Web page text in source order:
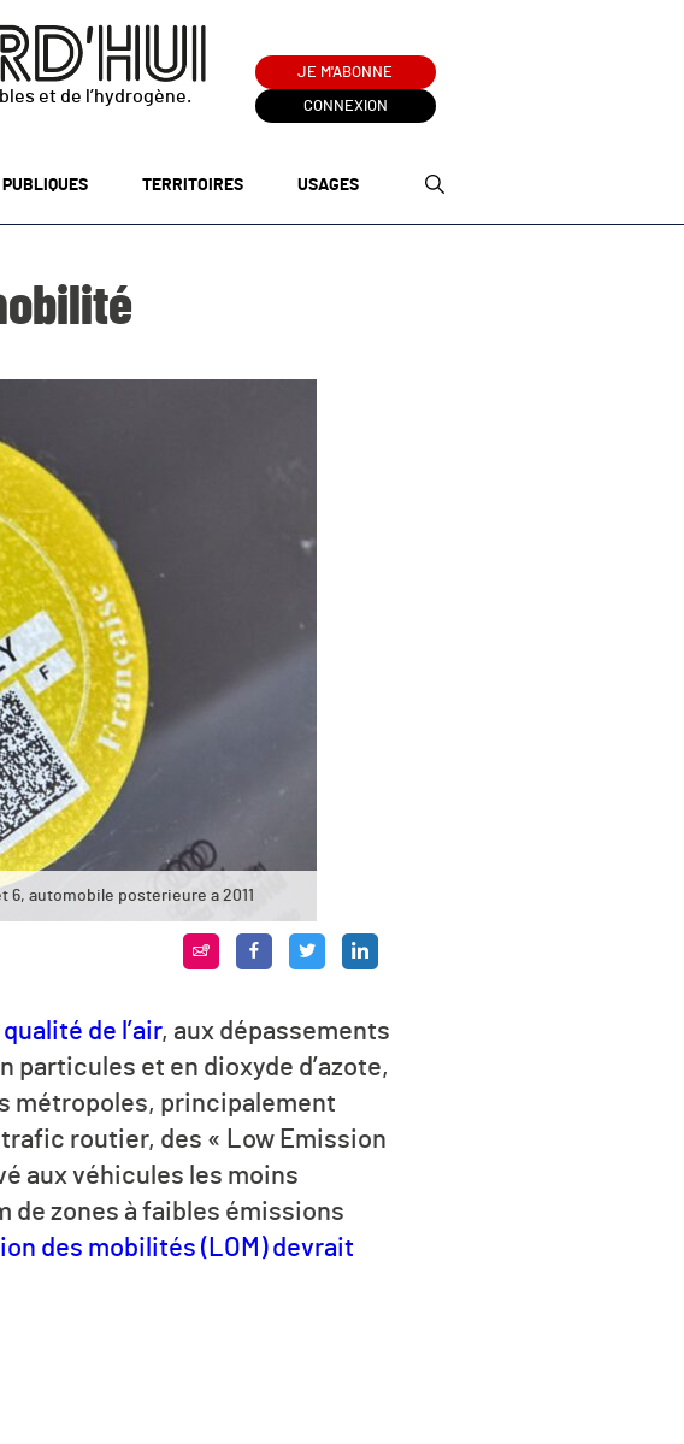
et de l’hydrogène.
JE M'ABONNE
CONNEXION
TERRITOIRES USAGES
automobile posterieure a 2011
de l’air, aux dépassements
et en dioxyde d’azote,
métropoles, principalement
routier, des « Low Emission
aux véhicules les moins
de zones à faibles émissions
des mobilités (LOM) devrait